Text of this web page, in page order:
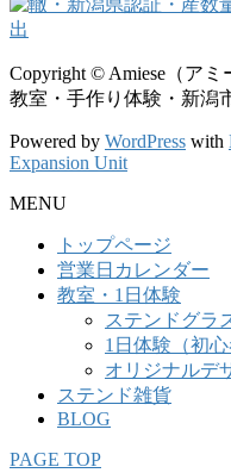
Copyright © Amiese（ア
教室・手作り体験・新潟
Powered by WordPress with
Expansion Unit
MENU
トップページ
営業日カレンダー
教室・1日体験
ステンドグラ
1日体験（初心
オリジナルデ
ステンド雑貨
BLOG
PAGE TOP